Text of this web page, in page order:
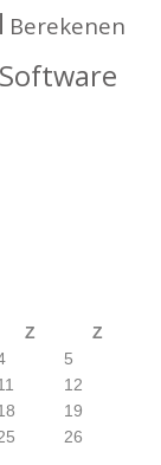
Berekenen
Software
Z
Z
5
12
19
26